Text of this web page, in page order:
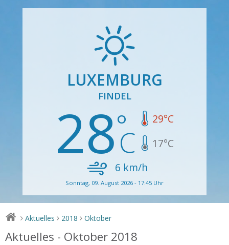
LUXEMBURG
FINDEL
28 29°C
17°C
6 km/h
Sonntag, 09. August 2026 - 17:45 Uhr
> Aktuelles > 2018 > Oktober
Aktuelles - Oktober 2018